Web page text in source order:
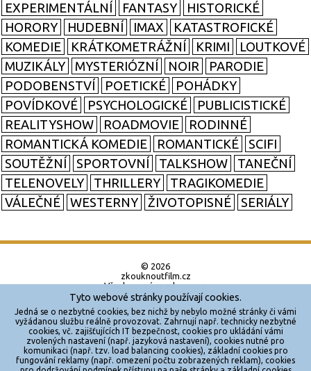
EXPERIMENTÁLNÍ
FANTASY
HISTORICKÉ
HORORY
HUDEBNÍ IMAX
KATASTROFICKÉ
KOMEDIE
KRÁTKOMETRÁŽNÍ KRIMI
LOUTKOVÉ
MUZIKÁLY
MYSTERIÓZNÍ NOIR
PARODIE
PODOBENSTVÍ
POETICKÉ
POHÁDKY
POVÍDKOVÉ
PSYCHOLOGICKÉ
PUBLICISTICKÉ
REALITYSHOW
ROADMOVIE
RODINNÉ
ROMANTICKÁ KOMEDIE
ROMANTICKÉ
SCIFI
SOUTĚŽNÍ
SPORTOVNÍ TALKSHOW
TANEČNÍ
TELENOVELY
THRILLERY
TRAGIKOMEDIE
VÁLEČNÉ
WESTERNY ŽIVOTOPISNÉ SERIÁLY
© 2026
zkouknoutfilm.cz
Všechna práva vyhrazena.
Powered by
Reklama
Sítě
Tyto webové stránky používají cookies.
Jedná se o nezbytné cookies, bez nichž by nebylo možné stránky či vámi
vyžádanou službu reálně provozovat. Zahrnují např. technicky nezbytné
cookies, vč. zajišťujících IT bezpečnost, cookies pro ukládání vámi
zvolených nastavení (např. jazyková nastavení), cookies nutné pro
komunikaci (např. tzv. load balancing cookies), základní cookies pro
fungování reklamy (např. omezení počtu zobrazených reklam), cookies